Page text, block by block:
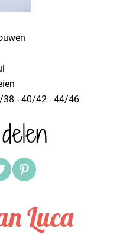
38 - 40/42 - 44/46
Luca